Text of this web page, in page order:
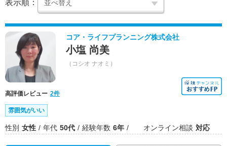
表示順：
コア・ライフプランニング株式会社
小塩 尚美
（コシオ ナオミ）
高評価レビュー 2件
雰囲気がいい
性別 女性 年代 50代 経験年数 6年 オンライン相談 対応